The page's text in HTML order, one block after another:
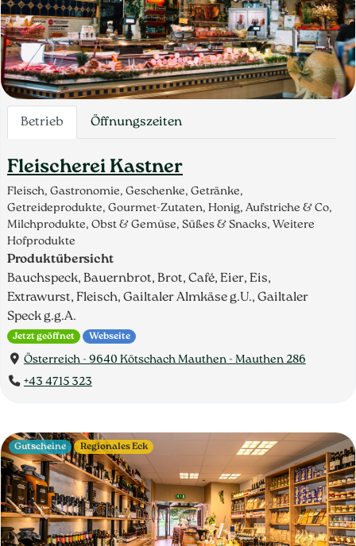
Betrieb Öffnungszeiten
Fleischerei Kastner
Fleisch, Gastronomie, Geschenke, Getränke,
Getreideprodukte, Gourmet-Zutaten, Honig, Aufstriche & Co,
Milchprodukte, Obst & Gemüse, Süßes & Snacks, Weitere
Hofprodukte
Produktübersicht
Bauchspeck, Bauernbrot, Brot, Café, Eier, Eis,
Extrawurst, Fleisch, Gailtaler Almkäse g.U., Gailtaler
Speck g.g.A.
Jetzt geöffnet Webseite
Österreich - 9640 Kötschach Mauthen - Mauthen 286
+43 4715 323
Gutscheine Regionales Eck